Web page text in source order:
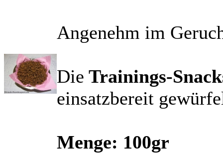
Angenehm im
Die Trainings-
einsatzbereit
Menge: 100gr